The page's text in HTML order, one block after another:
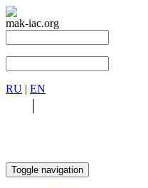
mak-iac.org
RU | EN
|
Toggle navigation